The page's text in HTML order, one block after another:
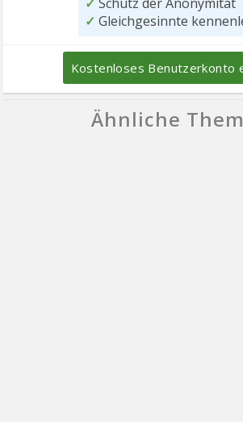
✓ Gleichgesinnte
Kostenloses Benutzerkonto
Ähnliche